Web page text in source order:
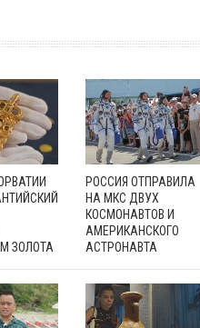
ЗОЛОТА
РОССИЯ ОТПРАВИЛА
НА МКС ДВУХ
КОСМОНАВТОВ И
АМЕРИКАНСКОГО
АСТРОНАВТА